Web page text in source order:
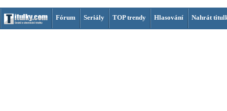
Fórum Seriály TOP trendy Hlasování Nahrát